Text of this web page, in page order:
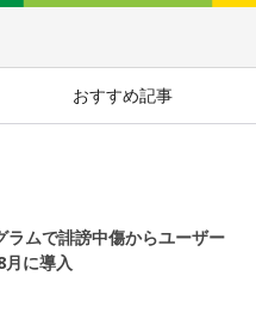
おすすめ記事
ラムで誹謗中傷からユーザー
月に導入